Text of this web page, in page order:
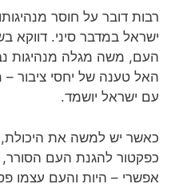
רבות דובר על חוסר
ישראל במדבר סיני. דווקא
העם, משה מגלה מנהיגות
האל טענה של יחסי ציבור –
עם ישראל יושמד.
כאשר יש למשה את
כפקטור להגנת העם
אפשרי – היות והעם עצמו